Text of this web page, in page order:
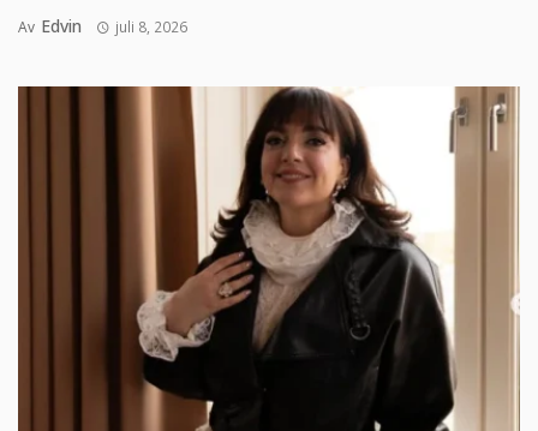
Av Edvin juli 8, 2026